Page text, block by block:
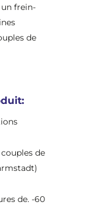
frein-
de
de
de. -60